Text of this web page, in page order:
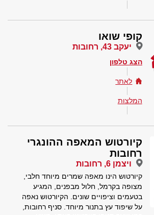
קופי שואו
יעקב 43, רחובות
הצג טלפון
לאתר
המלצות
קיורטוש המאפה ההונגרי
רחובות
ויצמן 6, רחובות
קיורטוש הינו מאפה שמרים מיוחד חלבי,
מצופה בקרמל, חלול מבפנים, המגיע
בטעמים וציפויים שונים. הקיורטוש נאפה
על שיפוד עץ בתנור מיוחד. סניף רחובות,